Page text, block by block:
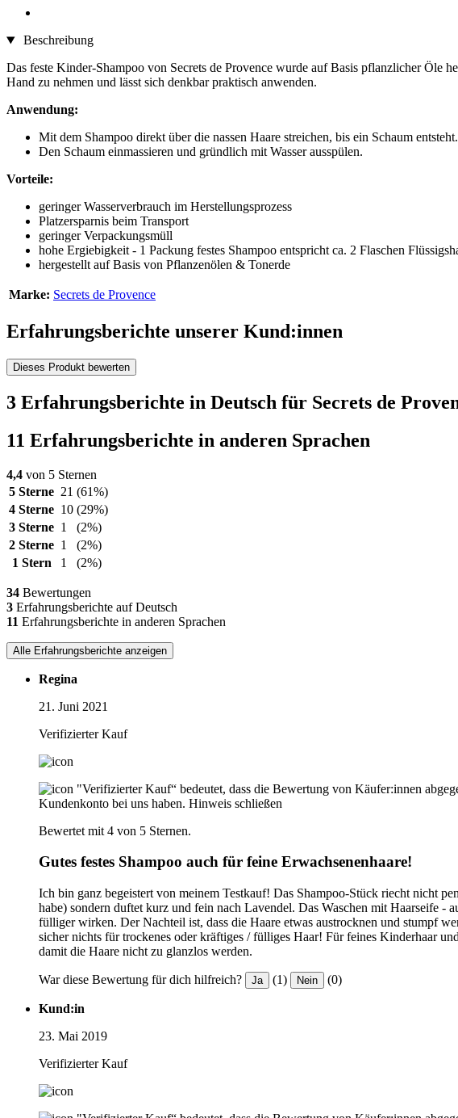
Beschreibung
Das feste Kinder-Shampoo von Secrets de Provence wurde auf Basis pflanzlicher Öle
Hand zu nehmen und lässt sich denkbar praktisch anwenden.
Anwendung:
Mit dem Shampoo direkt über die nassen Haare streichen, bis ein Schaum entsteht.
Den Schaum einmassieren und gründlich mit Wasser ausspülen.
Vorteile:
geringer Wasserverbrauch im Herstellungsprozess
Platzersparnis beim Transport
geringer Verpackungsmüll
hohe Ergiebigkeit - 1 Packung festes Shampoo entspricht ca. 2 Flaschen
hergestellt auf Basis von Pflanzenölen & Tonerde
Marke: Secrets de Provence
Erfahrungsberichte unserer Kund:innen
Dieses Produkt bewerten
3 Erfahrungsberichte in Deutsch für Secrets de
11 Erfahrungsberichte in anderen Sprachen
4,4 von 5 Sternen
5 Sterne 21 (61%)
4 Sterne 10 (29%)
3 Sterne 1
(2%)
2 Sterne 1
(2%)
1 Stern
1 (2%)
34 Bewertungen
3 Erfahrungsberichte auf Deutsch
11 Erfahrungsberichte in anderen Sprachen
Alle Erfahrungsberichte anzeigen
Regina
21. Juni 2021
Verifizierter Kauf
"Verifizierter Kauf“ bedeutet, dass die Bewertung von Käufer:innen
Kundenkonto bei uns haben. Hinweis schließen
Bewertet mit 4 von 5 Sternen.
Gutes festes Shampoo auch für feine Erwachsenenhaare!
Ich bin ganz begeistert von meinem Testkauf! Das Shampoo-Stück riecht nicht
habe) sondern duftet kurz und fein nach Lavendel. Das Waschen mit Haarseife -
fülliger wirken. Der Nachteil ist, dass die Haare etwas austrocknen und stumpf
sicher nichts für trockenes oder kräftiges / fülliges Haar! Für feines Kinderhaar
damit die Haare nicht zu glanzlos werden.
War diese Bewertung für dich hilfreich? Ja (1) Nein (0)
Kund:in
23. Mai 2019
Verifizierter Kauf